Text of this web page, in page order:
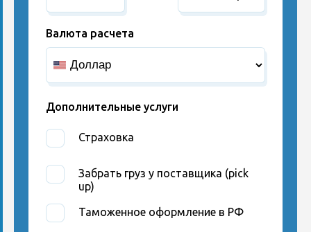
Валюта расчета
Дополнительные услуги
Страховка
Забрать груз у поставщика (pick
up)
Таможенное оформление в РФ